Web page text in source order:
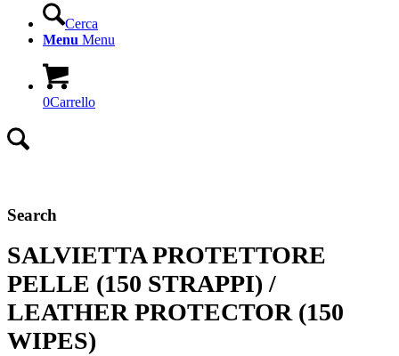
Cerca
Menu Menu
0Carrello
Search
SALVIETTA PROTETTORE
PELLE (150 STRAPPI) /
LEATHER PROTECTOR (150
WIPES)